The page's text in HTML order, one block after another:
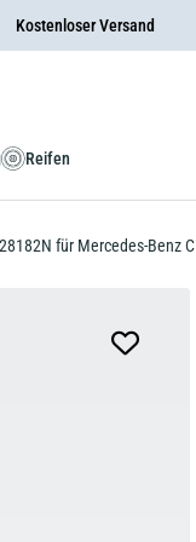
Kostenloser Versand
Reifen
für Mercedes-Benz C